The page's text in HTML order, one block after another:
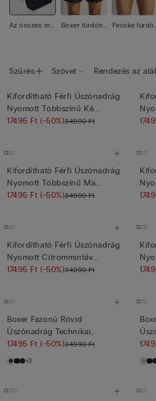
Az összes me
Boxer fürdőna
Fecske
Szűrés Szövet Rendezés az
Kifordítható Férfi Úszónadrág
Nyomott Többszínű Ké...
17495 Ft(-50%)34990 Ft
Kifordítható Férfi Úszónadrág
Nyomott Többszínű Ma...
17495 Ft(-50%)34990 Ft
Kifordítható Férfi Úszónadrág
Nyomott Citrommintáv...
17495 Ft(-50%)34990 Ft
Boxer Fazonú Rövid
Úszónadrág Technikai
Szövetből
17495 Ft(-50%)34990 Ft
+3